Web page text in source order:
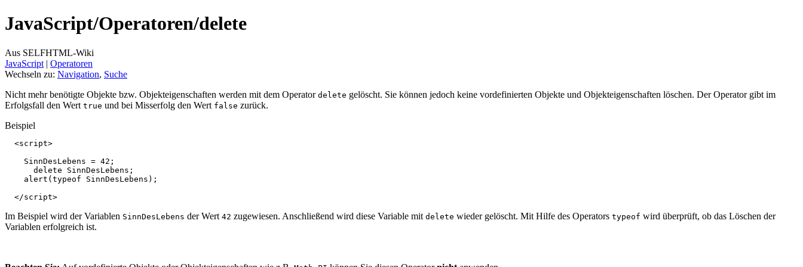
JavaScript/Operatoren/delete
Aus SELFHTML-Wiki
JavaScript ‎ | Operatoren
Wechseln zu: Navigation, Suche
Nicht mehr benötigte Objekte bzw. Objekteigenschaften werden mit dem Operator delete gelöscht. Sie können jedoch keine vordefinierten Objekte und Objekteigenschaften löschen. Der Operator gibt im
Erfolgsfall den Wert true und bei Misserfolg den Wert false zurück.
Beispiel
  <script>
    SinnDesLebens = 42;
      delete SinnDesLebens;
    alert(typeof SinnDesLebens);
Im Beispiel wird der Variablen SinnDesLebens der Wert 42 zugewiesen. Anschließend wird diese Variable mit delete wieder gelöscht. Mit Hilfe des Operators typeof wird überprüft, ob das Löschen der
Variablen erfolgreich ist.